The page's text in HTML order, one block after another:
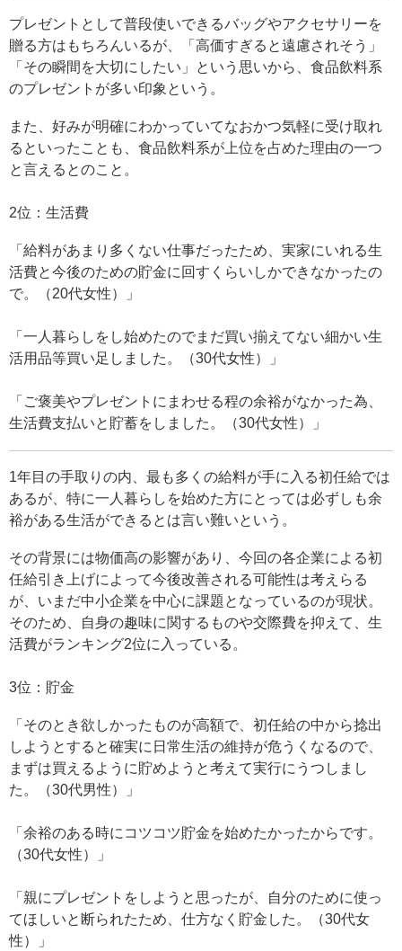
プレゼントとして普段使いできるバッグやアクセサリーを
贈る方はもちろんいるが、「高価すぎると遠慮されそう」
「その瞬間を大切にしたい」という思いから、食品飲料系
のプレゼントが多い印象という。
また、好みが明確にわかっていてなおかつ気軽に受け取れ
るといったことも、食品飲料系が上位を占めた理由の一つ
と言えるとのこと。
2位：生活費
「給料があまり多くない仕事だったため、実家にいれる生
活費と今後のための貯金に回すくらいしかできなかったの
で。（20代女性）」
「一人暮らしをし始めたのでまだ買い揃えてない細かい生
活用品等買い足しました。（30代女性）」
「ご褒美やプレゼントにまわせる程の余裕がなかった為、
生活費支払いと貯蓄をしました。（30代女性）」
1年目の手取りの内、最も多くの給料が手に入る初任給では
あるが、特に一人暮らしを始めた方にとっては必ずしも余
裕がある生活ができるとは言い難いという。
その背景には物価高の影響があり、今回の各企業による初
任給引き上げによって今後改善される可能性は考えらる
が、いまだ中小企業を中心に課題となっているのが現状。
そのため、自身の趣味に関するものや交際費を抑えて、生
活費がランキング2位に入っている。
3位：貯金
「そのとき欲しかったものが高額で、初任給の中から捻出
しようとすると確実に日常生活の維持が危うくなるので、
まずは買えるように貯めようと考えて実行にうつしまし
た。（30代男性）」
「余裕のある時にコツコツ貯金を始めたかったからです。
（30代女性）」
「親にプレゼントをしようと思ったが、自分のために使っ
てほしいと断られたため、仕方なく貯金した。（30代女
性）」